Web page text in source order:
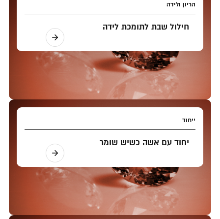
הריון ולידה
חילול שבת לתומכת לידה
ייחוד
יחוד עם אשה כשיש שומר